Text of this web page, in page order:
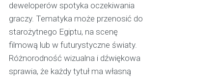
deweloperów spotyka oczekiwania
graczy. Tematyka może przenosić do
starożytnego Egiptu, na scenę
filmową lub w futurystyczne światy.
Różnorodność wizualna i dźwiękowa
sprawia, że każdy tytuł ma własną